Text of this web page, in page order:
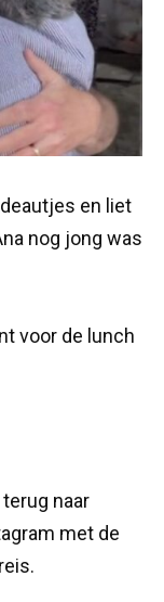
en liet
nog jong was
voor de lunch
naar
met de